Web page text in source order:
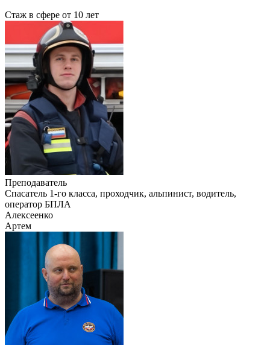
Стаж в сфере от 10 лет
Преподаватель
Cпасатель 1-го класса, проходчик, альпинист, водитель,
оператор БПЛА
Алексеенко
Артем